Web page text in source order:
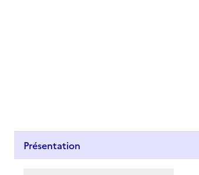
Présentation